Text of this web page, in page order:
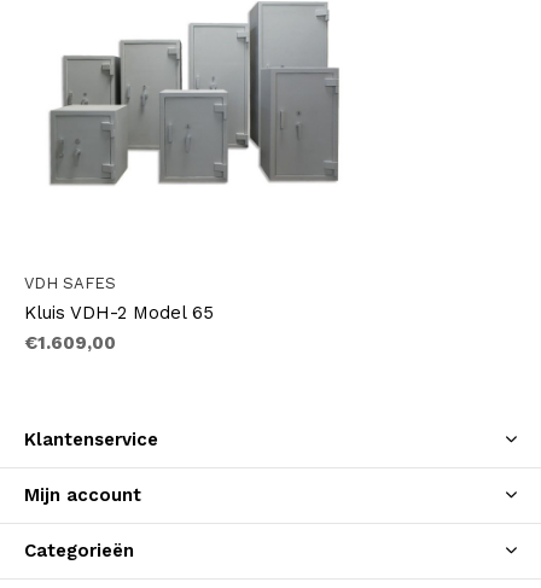
VDH SAFES
Kluis VDH-2 Model 65
€1.609,00
Klantenservice
Mijn account
Categorieën